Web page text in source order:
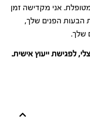
אני מקדישה זמן
הבעות הפנים שלך,
שלך.
לפגישת ייעוץ אישית.